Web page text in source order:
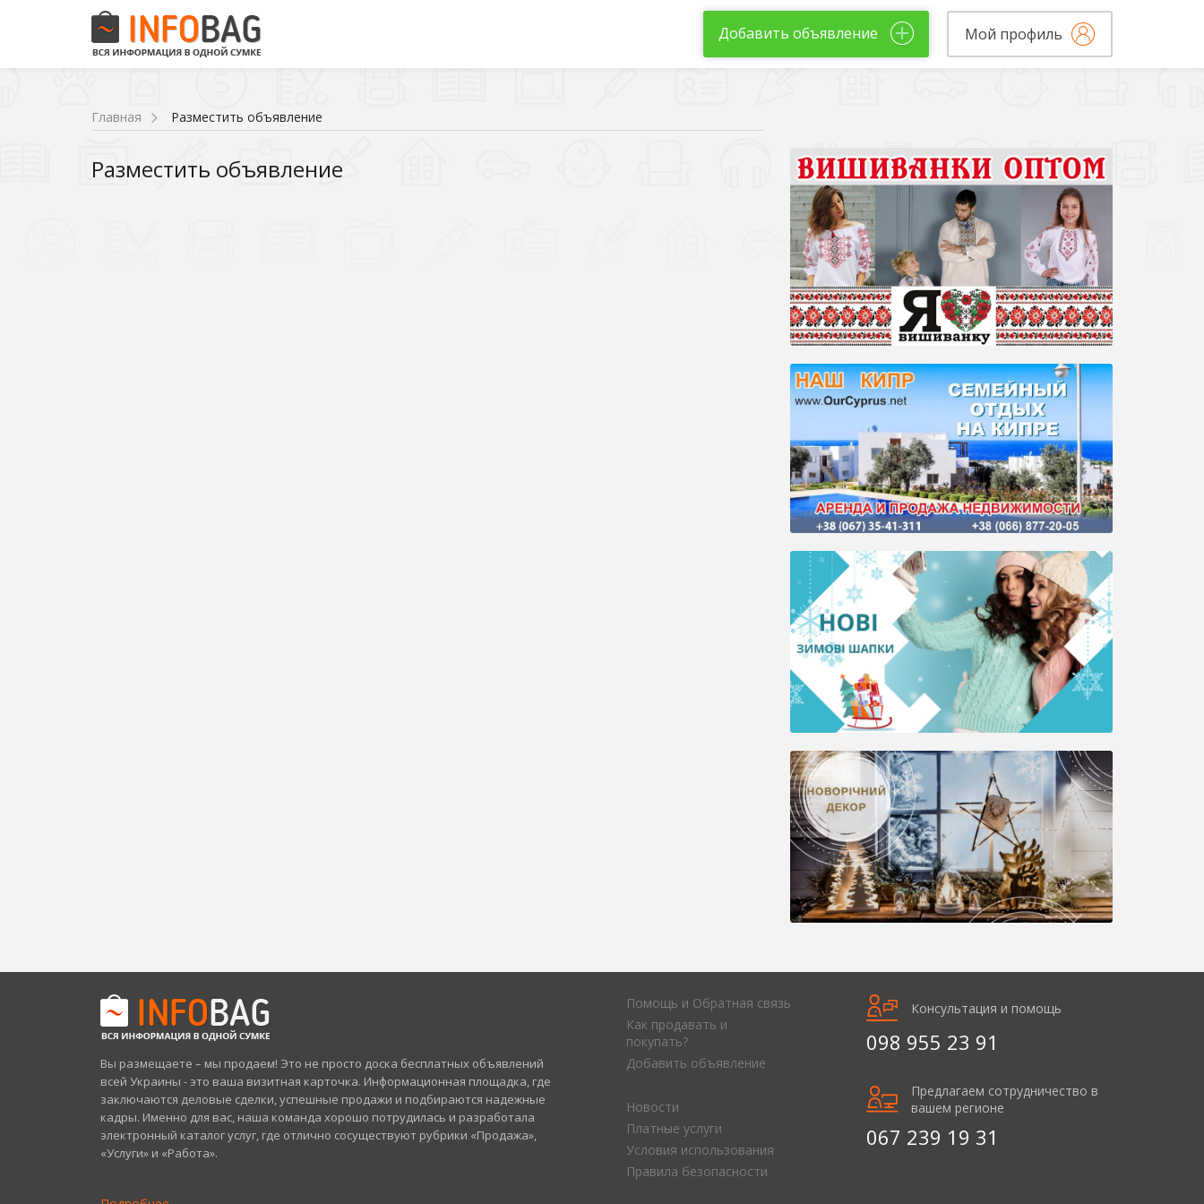
Добавить объявление Мой профиль
Главная Разместить объявление
Разместить объявление
Вы размещаете – мы продаем! Это не просто доска бесплатных объявлений
всей Украины - это ваша визитная карточка. Информационная площадка, где
заключаются деловые сделки, успешные продажи и подбираются надежные
кадры. Именно для вас, наша команда хорошо потрудилась и разработала
электронный каталог услуг, где отлично сосуществуют рубрики «Продажа»,
«Услуги» и «Работа».
Помощь и Обратная связь
Как продавать и
покупать?
Добавить объявление
Новости
Платные услуги
Условия использования
Правила безопасности
Консультация и помощь
098 955 23 91
Предлагаем сотрудничество в
вашем регионе
067 239 19 31